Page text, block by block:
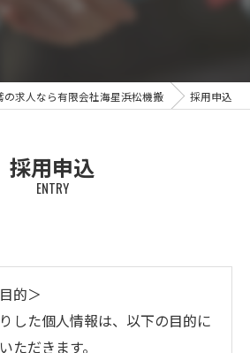
求人なら有限会社海星浜松機搬 採用申込
採用申込
ENTRY
的＞
した個人情報は、以下の目的に
ただきます。